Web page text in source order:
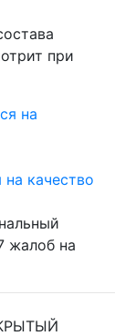
при
качество
жалоб на